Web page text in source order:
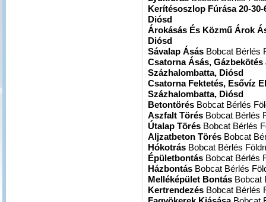
Kerítésoszlop Fúrása 20-30-
Diósd
Árokásás És Közmű Árok
Diósd
Sávalap Ásás Bobcat Bérlés
Csatorna Ásás,
Százhalombatta, Diósd
Csatorna Fektetés, Esővíz
Százhalombatta, Diósd
Betontörés Bobcat Bérlés
Aszfalt Törés Bobcat Bérlés
Útalap Törés Bobcat Bérlés
Aljzatbeton Törés Bobcat
Hókotrás Bobcat Bérlés
Épületbontás Bobcat Bérlés
Házbontás Bobcat Bérlés
Melléképület Bontás Bobcat
Kertrendezés Bobcat Bérlés